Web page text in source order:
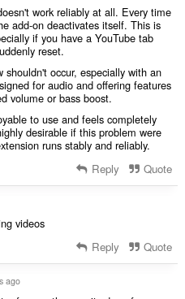
work reliably at all. Every time
add-on deactivates itself. This is
if you have a YouTube tab
reset.
occur, especially with an
for audio and offering features
volume or bass boost.
to use and feels completely
desirable if this problem were
runs stably and reliably.
Reply Quote
videos
Reply Quote
ago